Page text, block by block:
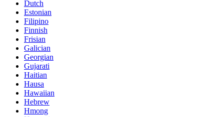
Dutch
Estonian
Filipino
Finnish
Frisian
Galician
Georgian
Gujarati
Haitian
Hausa
Hawaiian
Hebrew
Hmong